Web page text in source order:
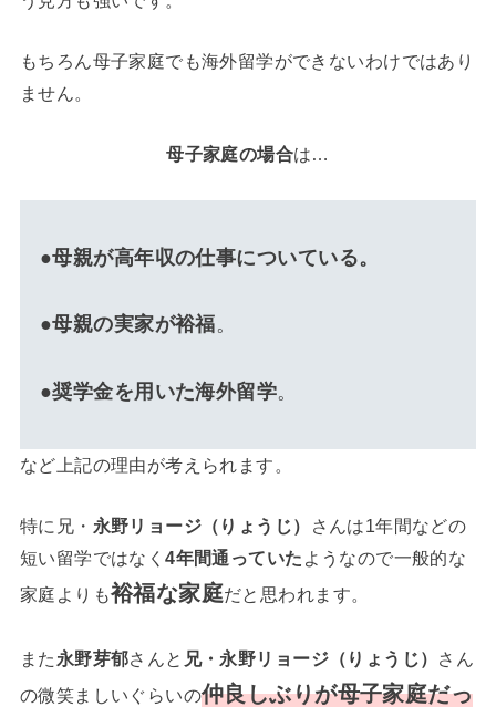
もちろん母子家庭でも海外留学ができないわけではあり
ません。
母子家庭の場合は…
●母親が高年収の仕事についている。
●母親の実家が裕福。
●奨学金を用いた海外留学。
など上記の理由が考えられます。
特に兄・ 永野リョージ（りょうじ）
さんは1年間などの
短い留学ではなく4年間通っていた ようなので一般的な
家庭よりも裕福な家庭だと思われます。
また 永野芽郁さんと 兄・永野リョージ（りょうじ） さん
の微笑ましいぐらいの仲良しぶりが母子家庭だっ